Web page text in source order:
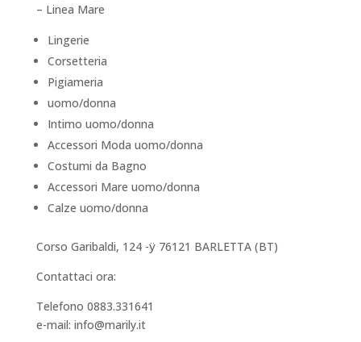
– Linea Mare
Lingerie
Corsetteria
Pigiameria
uomo/donna
Intimo uomo/donna
Accessori Moda uomo/donna
Costumi da Bagno
Accessori Mare uomo/donna
Calze uomo/donna
Corso Garibaldi, 124 -ÿ 76121 BARLETTA (BT)
Contattaci ora:
Telefono 0883.331641
e-mail: info@marily.it